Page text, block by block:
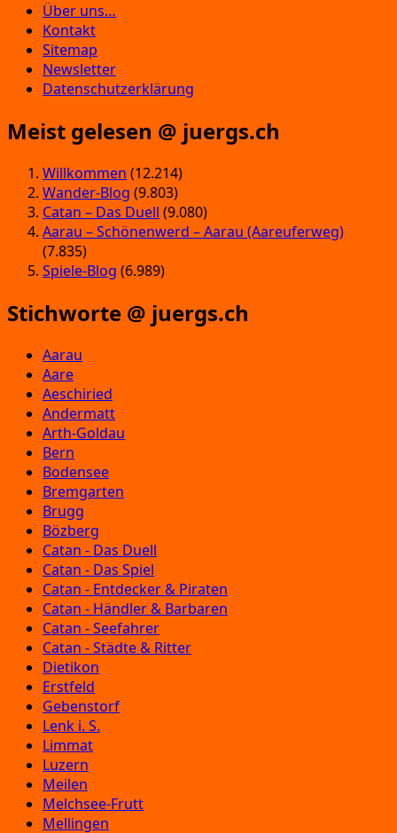
Über uns…
Kontakt
Sitemap
Newsletter
Datenschutzerklärung
Meist gelesen @ juergs.ch
Willkommen (12.214)
Wander-Blog (9.803)
Catan – Das Duell (9.080)
Aarau – Schönenwerd – Aarau (Aareuferweg)
(7.835)
Spiele-Blog (6.989)
Stichworte @ juergs.ch
Aarau
Aare
Aeschiried
Andermatt
Arth-Goldau
Bern
Bodensee
Bremgarten
Brugg
Bözberg
Catan - Das Duell
Catan - Das Spiel
Catan - Entdecker & Piraten
Catan - Händler & Barbaren
Catan - Seefahrer
Catan - Städte & Ritter
Dietikon
Erstfeld
Gebenstorf
Lenk i. S.
Limmat
Luzern
Meilen
Melchsee-Frutt
Mellingen